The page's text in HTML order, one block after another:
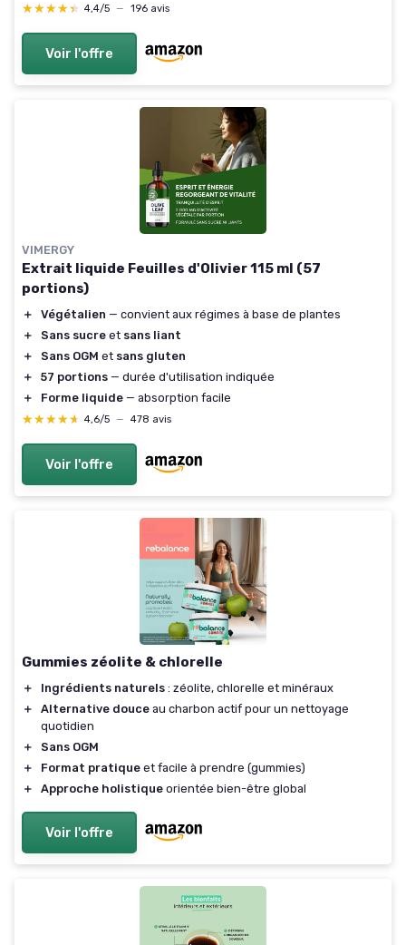
★★★★★
★★★★★ 4,4/5 — 196 avis
Voir l'offre
VIMERGY
Extrait liquide Feuilles d'Olivier 115 ml (57
portions)
＋ Végétalien — convient aux régimes à base de plantes
＋
Sans sucre et sans liant
＋
Sans OGM et sans gluten
＋
57 portions — durée d'utilisation indiquée
＋
Forme liquide — absorption facile
★★★★★
★★★★★ 4,6/5 — 478 avis
Voir l'offre
Gummies zéolite & chlorelle
＋ Ingrédients naturels : zéolite, chlorelle et minéraux
＋
Alternative douce au charbon actif pour un nettoyage
quotidien
＋
Sans OGM
＋
Format pratique et facile à prendre (gummies)
＋
Approche holistique orientée bien-être global
Voir l'offre